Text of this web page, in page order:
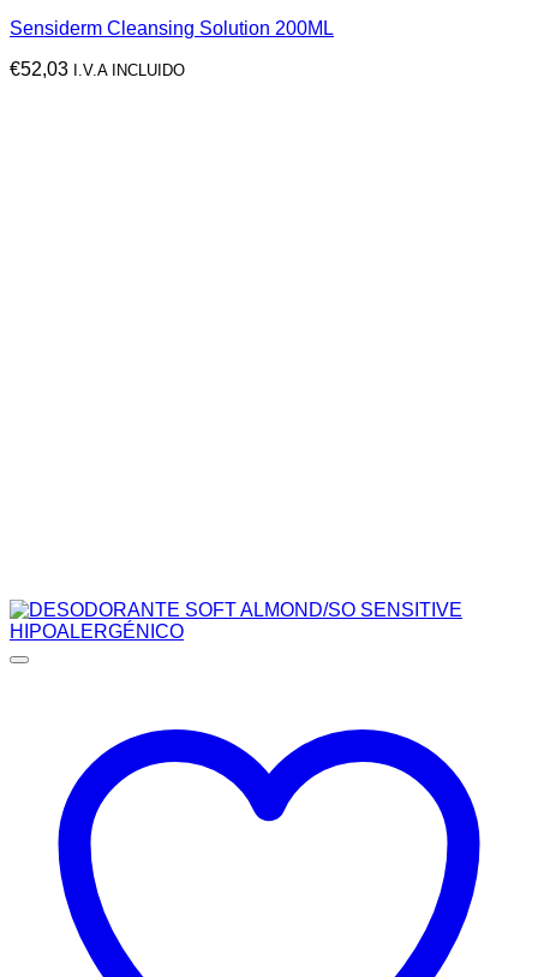
Sensiderm Cleansing Solution 200ML
€52,03 I.V.A INCLUIDO